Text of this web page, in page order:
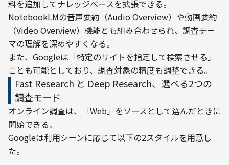
料を追加してナレッジベースを拡張できる。
NotebookLMの音声要約（Audio Overview）や動画要約
（Video Overview）機能とも組み合わせられ、調査テー
マの理解を深めやすくなる。
また、Googleは「特定のサイトを指定して検索させる」
ことも可能としており、調査対象の精度も調整できる。
Fast Research と Deep Research、選べる2つの
調査モード
オンライン調査は、「Web」をソースとして選んだときに
開始できる。
Googleは利用シーンに応じて以下の2スタイルを用意し
た。